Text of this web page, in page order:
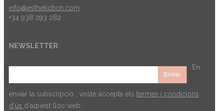
info@estheticbcn.com
+34 938 293 282
NEWSLETTER
En
enviar la subscripció , vostè accepta els termes i condicions
d'ús d'aquest lloc web .